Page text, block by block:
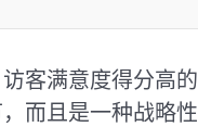
客满意度得分高
而且是一种战略性